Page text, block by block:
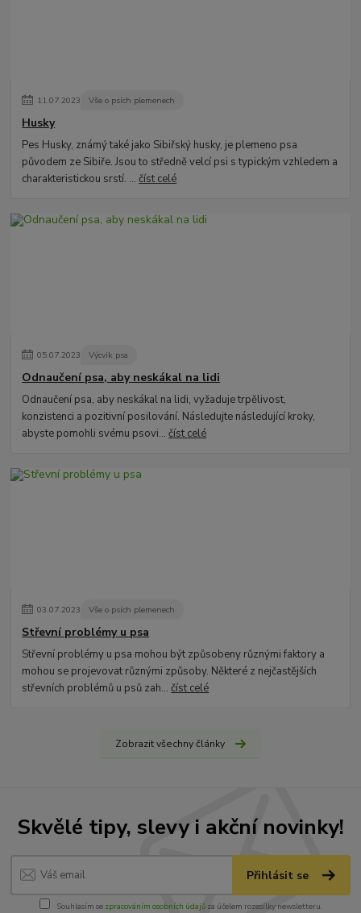
11.07.2023 Vše o psích plemenech
Husky
Pes Husky, známý také jako Sibiřský husky, je plemeno psa
původem ze Sibiře. Jsou to středně velcí psi s typickým vzhledem a
charakteristickou srstí. ...číst celé
05.07.2023 Výcvik psa
Odnaučení psa, aby neskákal na lidi
Odnaučení psa, aby neskákal na lidi, vyžaduje trpělivost,
konzistenci a pozitivní posilování. Následujte následující kroky,
abyste pomohli svému psovi...číst celé
03.07.2023 Vše o psích plemenech
Střevní problémy u psa
Střevní problémy u psa mohou být způsobeny různými faktory a
mohou se projevovat různými způsoby. Některé z nejčastějších
střevních problémů u psů zah...číst celé
Zobrazit všechny články
Skvělé tipy, slevy i akční novinky!
Přihlásit se
Souhlasím se zpracováním osobních údajůza účelem rozesílky newsletteru.